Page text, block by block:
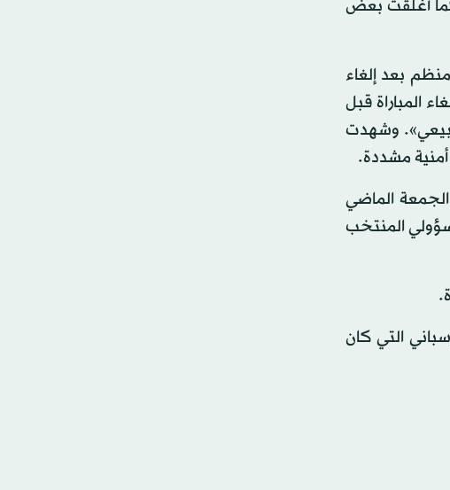
أغلقت بعض
بعد إلغاء
المباراة قبل
وشهدت
أمنية مشددة.
الجمعة الماضي
المنتخب
التي كان